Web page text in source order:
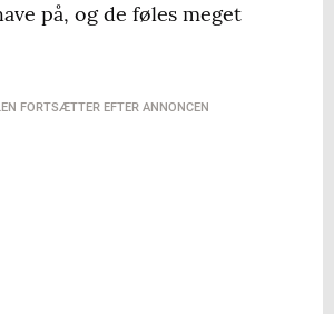
på, og de føles meget
FORTSÆTTER EFTER ANNONCEN